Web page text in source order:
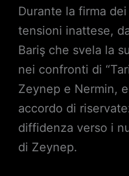
Durante la firma
tensioni inattese,
Bariş che svela la
nei confronti di
Zeynep e Nermin,
accordo di
diffidenza verso i
di Zeynep.